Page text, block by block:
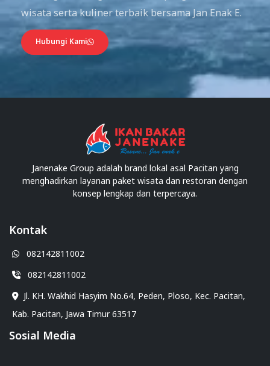
wisata serta kuliner terbaik bersama Jan Enak E.
Hubungi Kami
Janenake Group adalah brand lokal asal Pacitan yang
menghadirkan layanan paket wisata dan restoran dengan
konsep lengkap dan terpercaya.
Kontak
082142811002
082142811002
Jl. KH. Wakhid Hasyim No.64, Peden, Ploso, Kec. Pacitan,
Kab. Pacitan, Jawa Timur 63517
Sosial Media